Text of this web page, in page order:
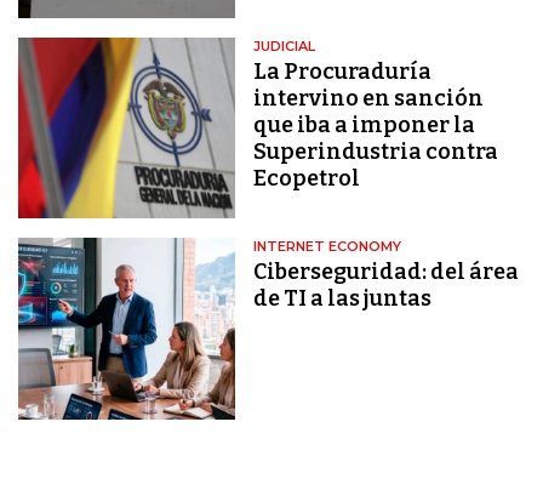
JUDICIAL
La Procuraduría
intervino en sanción
que iba a imponer la
Superindustria contra
Ecopetrol
INTERNET ECONOMY
Ciberseguridad: del área
de TI a las juntas